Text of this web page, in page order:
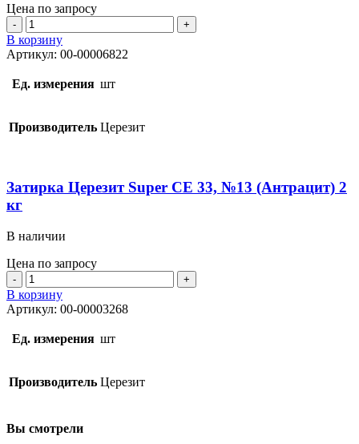
Цена по запросу
Количество
товара
Затирка
Церезит
Super
СЕ
№10
(Манхеттен)
В корзину
Артикул: 00-00006822
Ед. измерения шт
Производитель Церезит
Затирка Церезит Super СЕ 33, №13 (Антрацит) 2
кг
В наличии
Цена по запросу
Количество
товара
Затирка
Церезит
Super
СЕ
№13
(Антрацит)
В корзину
Артикул: 00-00003268
Ед. измерения шт
Производитель Церезит
Вы смотрели